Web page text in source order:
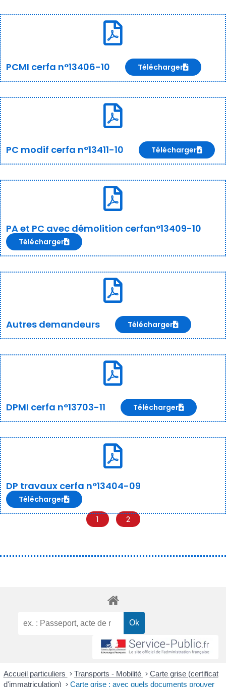
PCMI cerfa n°13406-10 Télécharger
PC modif cerfa n°13411-10 Télécharger
PA et PC avec démolition cerfan°13409-10
Télécharger
Autres demandeurs Télécharger
DPMI cerfa n°13703-11 Télécharger
DP travaux cerfa n°13404-09
Télécharger
1 2
Accueil particuliers > Transports - Mobilité > Carte grise (certificat
d'immatriculation) > Carte grise : avec quels documents prouver